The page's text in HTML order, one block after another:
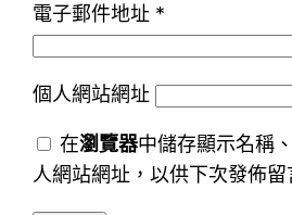
電子郵件地址 *
個人網站網址
在瀏覽器中儲存顯示名稱
人網站網址，以供下次發佈留